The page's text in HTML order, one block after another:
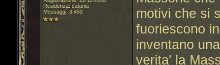
Residenza: catania
Messaggi: 3,453
motivi che si
fuoriescono
inventano
verita' la